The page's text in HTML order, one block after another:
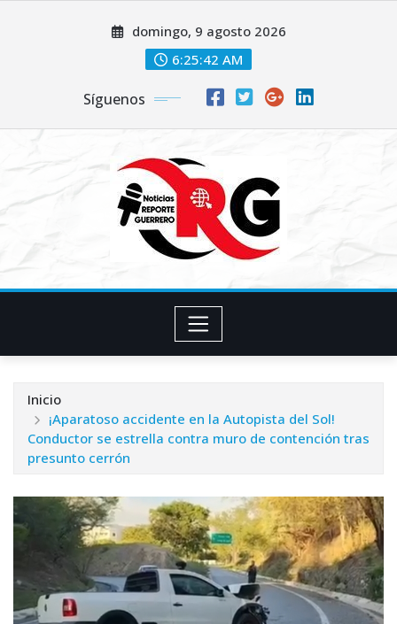
domingo, 9 agosto 2026
6:25:43 AM
Síguenos
Inicio
¡Aparatoso accidente en la Autopista del Sol!
Conductor se estrella contra muro de contención tras
presunto cerrón